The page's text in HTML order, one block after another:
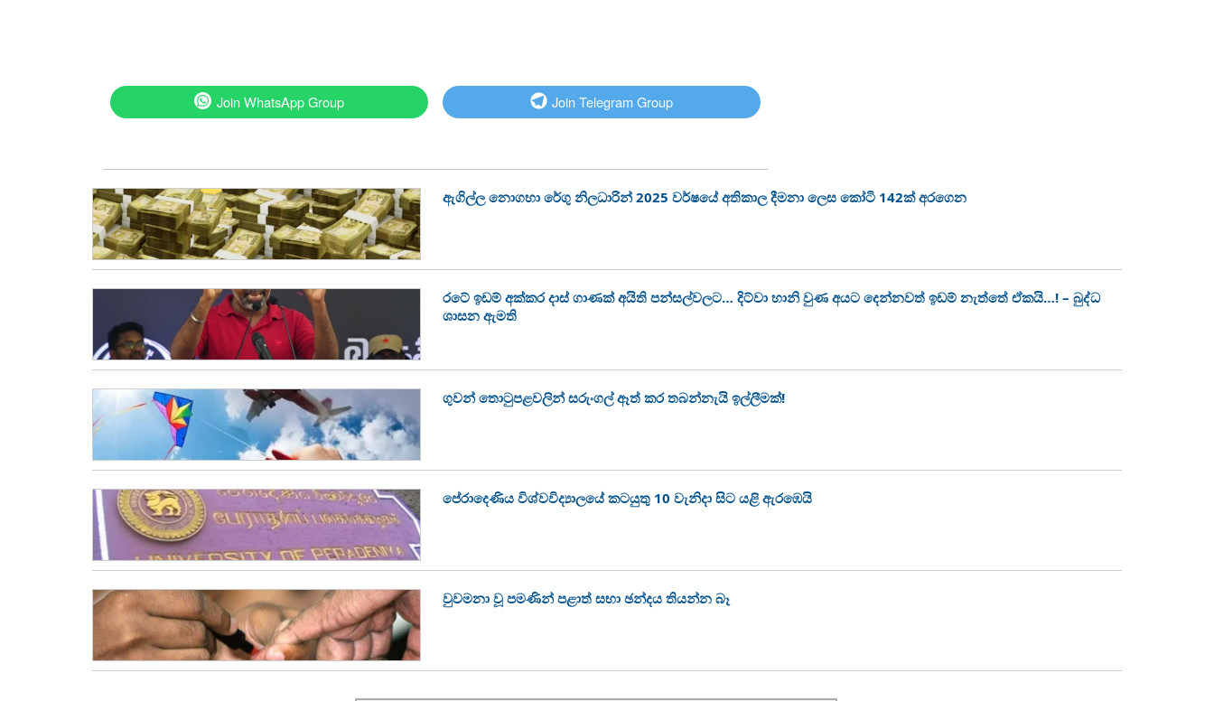
Join WhatsApp Group Join Telegram Group
ඇගිල්ල නොගහා රේගු නිලධාරින් 2025 වර්ෂයේ අතිකාල දීමනා ලෙස කෝටි 142ක් අරගෙන
රටේ ඉඩම් අක්කර දාස් ගාණක් අයිති පන්සල්වලට… දිට්වා හානි වුණ අයට දෙන්නවත් ඉඩම් නැත්තේ ඒකයි…! – බුද්ධ
ශාසන ඇමති
ගුවන් තොටුපළවලින් සරුංගල් ඈත් කර තබන්නැයි ඉල්ලීමක්!
පේරාදෙණිය විශ්වවිද්‍යාලයේ කටයුතු 10 වැනිදා සිට යළි ඇරඹෙයි
වුවමනා වූ පමණින් පළාත් සභා ඡන්දය තියන්න බෑ